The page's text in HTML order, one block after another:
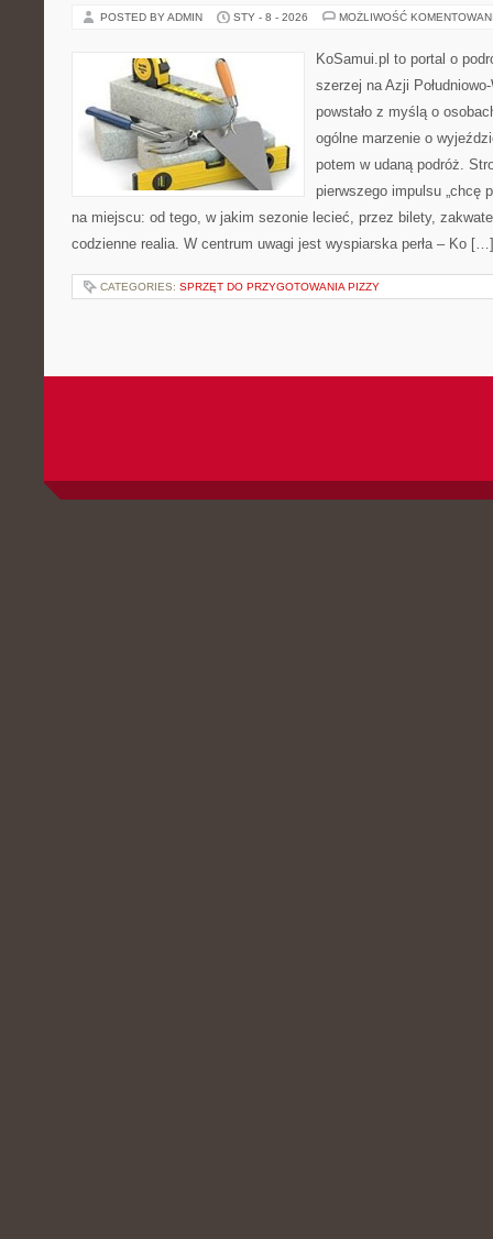
POSTED BY ADMIN STY - 8 - 2026 MOŻLIWOŚĆ
KoSamui.pl to portal o
szerzej na Azji
powstało z myślą o
ogólne marzenie o
potem w udaną podróż.
pierwszego impulsu „chcę
na miejscu: od tego, w jakim sezonie lecieć, przez bilety,
codzienne realia. W centrum uwagi jest wyspiarska perła – Ko […]
CATEGORIES: SPRZĘT DO PRZYGOTOWANIA PIZZY